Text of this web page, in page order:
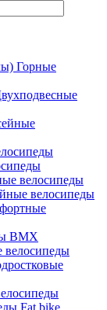
Горные
велосипеды
велосипеды
BMX
велосипеды
Fat bike